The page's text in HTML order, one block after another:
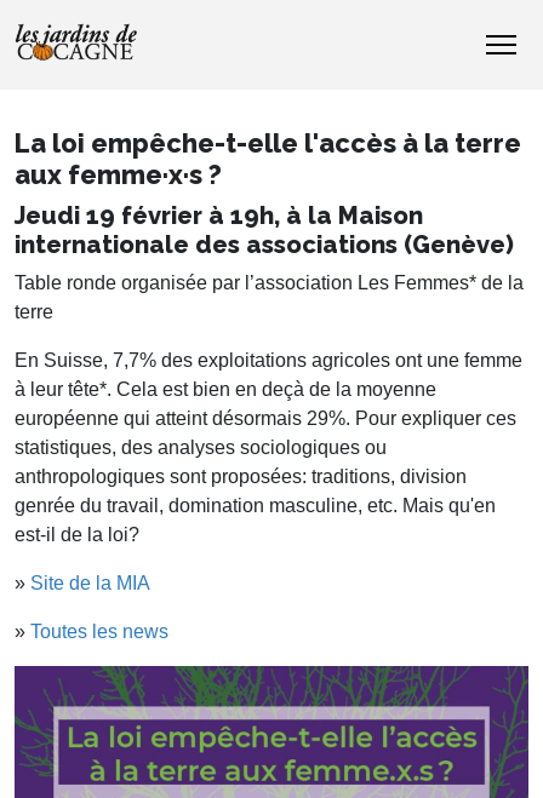
La loi empêche-t-elle l'accès à la terre
aux femme·x·s ?
Jeudi 19 février à 19h, à la Maison
internationale des associations (Genève)
Table ronde organisée par l’association Les Femmes* de la
terre
En Suisse, 7,7% des exploitations agricoles ont une femme
à leur tête*. Cela est bien en deçà de la moyenne
européenne qui atteint désormais 29%. Pour expliquer ces
statistiques, des analyses sociologiques ou
anthropologiques sont proposées: traditions, division
genrée du travail, domination masculine, etc. Mais qu'en
est-il de la loi?
» Site de la MIA
» Toutes les news